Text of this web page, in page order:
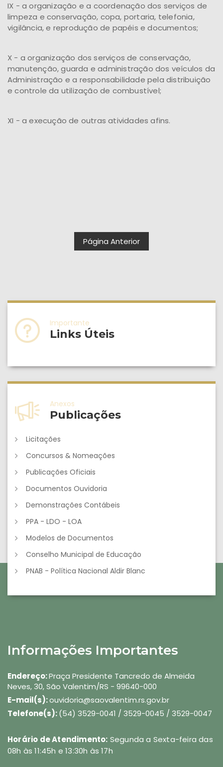
IX - a organização e a coordenação dos serviços de
limpeza e conservação, copa, portaria, telefonia,
vigilância, e reprodução de papéis e documentos;
X - a organização dos serviços de conservação,
manutenção, guarda e administração dos veículos da
Administração e a responsabilidade pela distribuição
e controle da utilização de combustível;
XI - a execução de outras atividades afins.
Página Anterior
Importante
Links Úteis
Anexos
Publicações
Licitações
Concursos & Nomeações
Publicações Oficiais
Documentos Ouvidoria
Demonstrações Contábeis
PPA - LDO - LOA
Modelos de Documentos
Conselho Municipal de Educação
PNAB - Política Nacional Aldir Blanc
Informações Importantes
Endereço:Praça Presidente Tancredo de Almeida
Neves, 30, São Valentim/RS - 99640-000
E-mail(s):ouvidoria@saovalentim.rs.gov.br
Telefone(s):(54) 3529-0041 / 3529-0045 / 3529-0047
Horário de Atendimento: Segunda a Sexta-feira das
08h às 11:45h e 13:30h às 17h